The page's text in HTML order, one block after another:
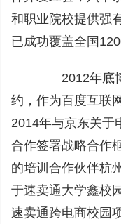
和职业院校提供强
已成功覆盖全国
2012年底博
约，作为百度互联
2014年与京东关于
合作签署战略合作
的培训合作伙伴杭
于速卖通大学鑫校
速卖通跨电商校园